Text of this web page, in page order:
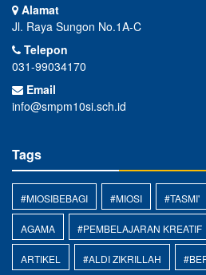
Alamat
Jl. Raya Sungon No.1A-C
Telepon
031-99034170
Email
info@smpm10si.sch.id
Tags
#MIOSIBEBAGI #MIOSI #TASMI'
AGAMA #PEMBELAJARAN KREATIF
ARTIKEL #ALDI ZIKRILLAH